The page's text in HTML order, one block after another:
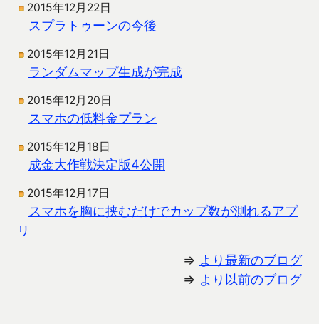
2015年12月22日
スプラトゥーンの今後
2015年12月21日
ランダムマップ生成が完成
2015年12月20日
スマホの低料金プラン
2015年12月18日
成金大作戦決定版4公開
2015年12月17日
スマホを胸に挟むだけでカップ数が測れるアプ
リ
⇒ より最新のブログ
⇒ より以前のブログ